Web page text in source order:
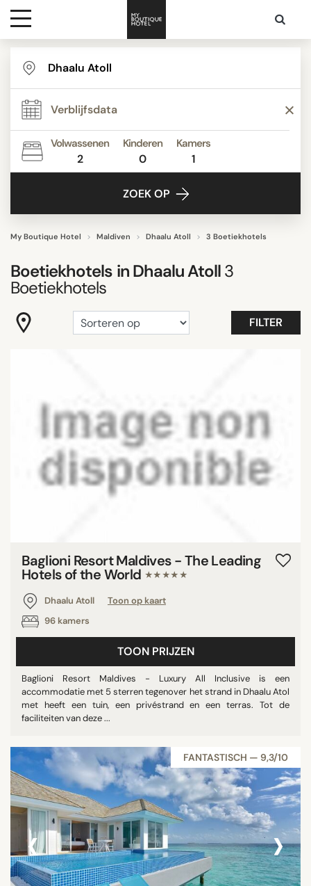
Bestemmingen
Hoteltypes
Contact
Volwassenen
2
Kinderen
0
Kamers
1
ZOEK OP
My Boutique Hotel Maldiven Dhaalu Atoll 3 Boetiekhotels
Boetiekhotels inDhaalu Atoll3
Boetiekhotels
FILTER
TYPE
STIJL
ZOEK OP
›
Baglioni Resort Maldives - The Leading
Hotels of the World ★★★★★
Dhaalu Atoll
Toon op kaart
96 kamers
TOON PRIJZEN
Baglioni Resort Maldives - Luxury All Inclusive is een
accommodatie met 5 sterren tegenover het strand in Dhaalu Atol
met heeft een tuin, een privéstrand en een terras. Tot de
faciliteiten van deze ...
FANTASTISCH — 9,3/10
‹ ›